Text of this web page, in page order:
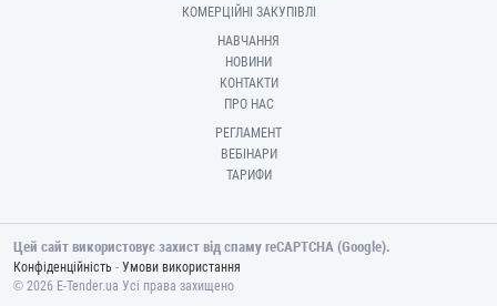
КОМЕРЦІЙНІ ЗАКУПІВЛІ
НАВЧАННЯ
НОВИНИ
КОНТАКТИ
ПРО НАС
РЕГЛАМЕНТ
ВЕБІНАРИ
ТАРИФИ
Цей сайт використовує захист від спаму reCAPTCHA (Google).
Конфіденційність - Умови використання
© 2026 E-Tender.ua Усі права захищено